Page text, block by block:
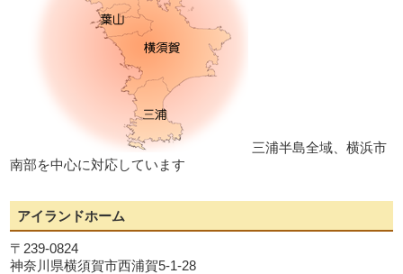
三浦半島全域、横浜市
南部を中心に対応しています
アイランドホーム
〒239-0824
神奈川県横須賀市西浦賀5-1-28